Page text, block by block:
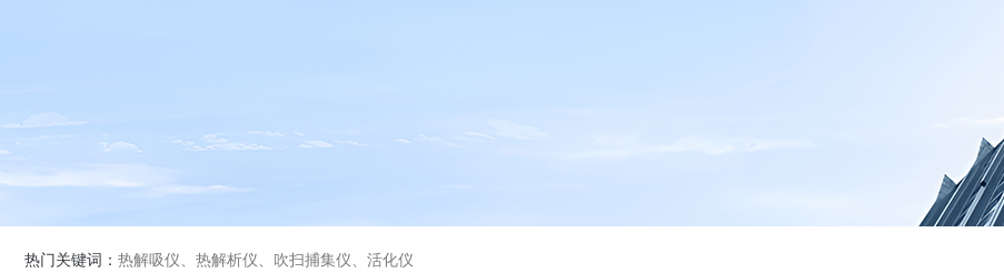
热门关键词： 热解吸仪、热解析仪、吹扫捕集仪、活化仪